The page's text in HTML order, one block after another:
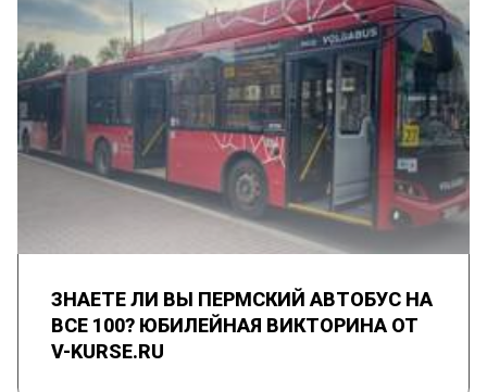
ЗНАЕТЕ ЛИ ВЫ ПЕРМСКИЙ АВТОБУС НА
ВСЕ 100? ЮБИЛЕЙНАЯ ВИКТОРИНА ОТ
V-KURSE.RU